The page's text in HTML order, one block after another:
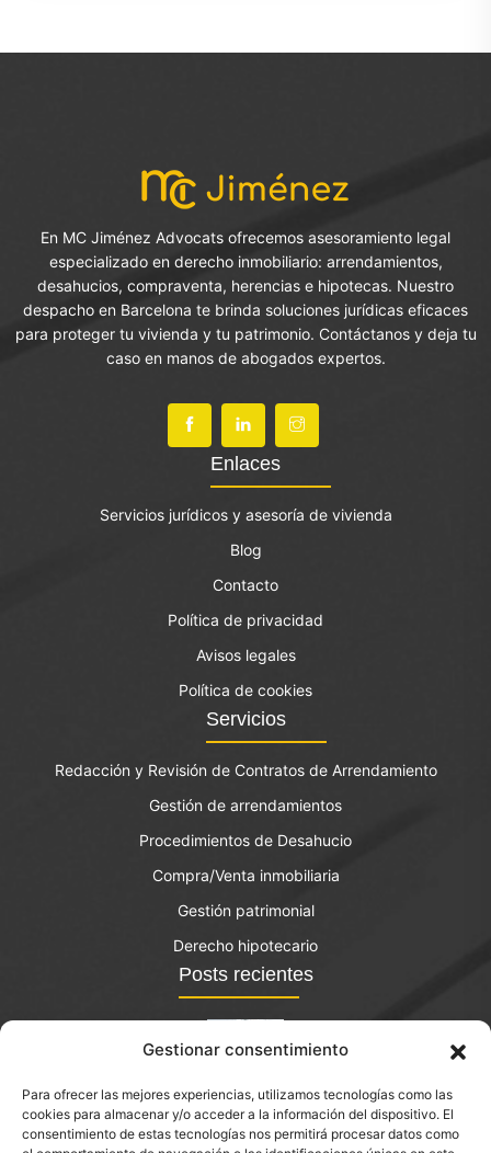
Gestionar consentimiento
Para ofrecer las mejores experiencias, utilizamos tecnologías como las
cookies para almacenar y/o acceder a la información del dispositivo. El
consentimiento de estas tecnologías nos permitirá procesar datos como
En MC Jiménez Advocats ofrecemos asesoramiento legal
especializado en derecho inmobiliario: arrendamientos,
desahucios, compraventa, herencias e hipotecas. Nuestro
despacho en Barcelona te brinda soluciones jurídicas eficaces
para proteger tu vivienda y tu patrimonio. Contáctanos y deja tu
caso en manos de abogados expertos.
Enlaces
Servicios jurídicos y asesoría de vivienda
Blog
Contacto
Política de privacidad
Avisos legales
Política de cookies
Servicios
Redacción y Revisión de Contratos de Arrendamiento
Gestión de arrendamientos
Procedimientos de Desahucio
Compra/Venta inmobiliaria
Gestión patrimonial
Derecho hipotecario
Posts recientes
El bono joven de vivienda: qué es y quién lo puede
solicitar?